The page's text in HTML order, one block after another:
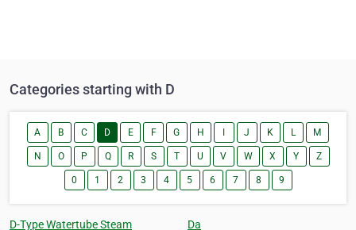
Categories starting with D
A B C D E F G H J K L M
N O P Q R S T U V W X Y Z
0 1 2 3 4 5 6 7 8 9
D-Type Watertube Steam
Da